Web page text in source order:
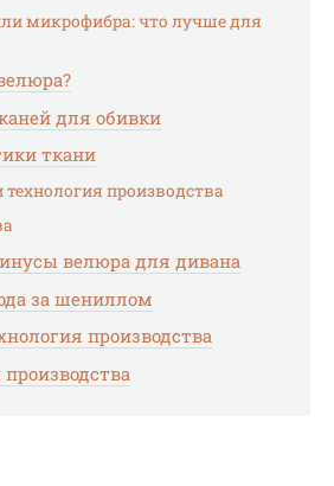
микрофибра: что лучше для
для обивки
ткани
технология производства
велюра для дивана
за шениллом
производства